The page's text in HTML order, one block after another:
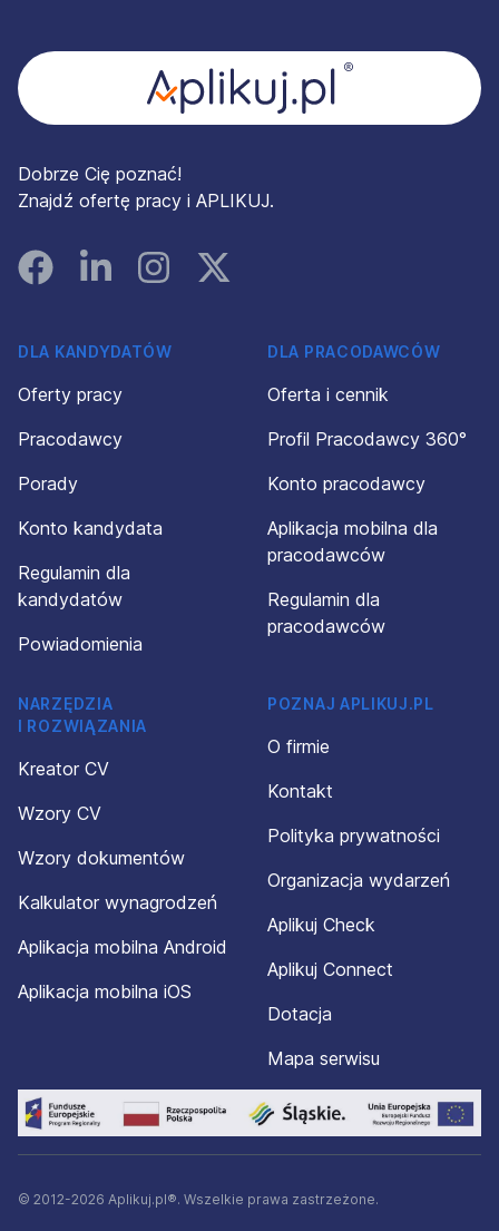
Dobrze Cię poznać!
Znajdź ofertę pracy i APLIKUJ.
FacebookLinked InInstagramInstagram
DLA KANDYDATÓW
Oferty pracy
Pracodawcy
Porady
Konto kandydata
Regulamin dla
kandydatów
Powiadomienia
DLA PRACODAWCÓW
Oferta i cennik
Profil Pracodawcy 360°
Konto pracodawcy
Aplikacja mobilna dla
pracodawców
Regulamin dla
pracodawców
NARZĘDZIA
I ROZWIĄZANIA
Kreator CV
Wzory CV
Wzory dokumentów
Kalkulator wynagrodzeń
Aplikacja mobilna Android
Aplikacja mobilna iOS
POZNAJ APLIKUJ.PL
O firmie
Kontakt
Polityka prywatności
Organizacja wydarzeń
Aplikuj Check
Aplikuj Connect
Dotacja
Mapa serwisu
© 2012-2026 Aplikuj.pl®. Wszelkie prawa zastrzeżone.